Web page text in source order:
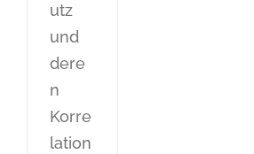
utz
und
dere
n
Korre
lation